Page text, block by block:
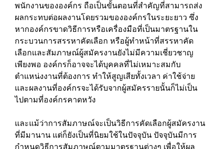
พนักงานขององค์กร ถือเป็นขั้นตอนที่สำคัญที่สามารถส่ง
ผลกระทบต่อผลงานโดยรวมขององค์กรในระยะยาว ซึ่ง
หากองค์กรขาดวิธีการหรือเครื่องมือที่เป็นมาตรฐานใน
กระบวนการสรรหาคัดเลือก หรือผู้ทำหน้าที่สรรหาคัด
เลือกและสัมภาษณ์ผู้สมัครงานยังไม่มีความเชี่ยวชาญ
เพียงพอ องค์กรก็อาจจะได้บุคคลที่ไม่เหมาะสมกับ
ตำแหน่งงานที่ต้องการ ทำให้สูญเสียทั้งเวลา ค่าใช้จ่าย
และผลงานที่องค์กรจะได้รับจากผู้สมัครรายนั้นก็ไม่เป็น
ไปตามที่องค์กรคาดหวัง
และแม้ว่าการสัมภาษณ์จะเป็นวิธีการคัดเลือกผู้สมัครงาน
ที่มีมานาน แต่ก็ยังเป็นที่นิยมใช้ในปัจจุบัน ปัจจุบันมีการ
กำหนดวิธีการสัมภาษณ์ตามมาตรฐานต่างๆ เพื่อให้ผล